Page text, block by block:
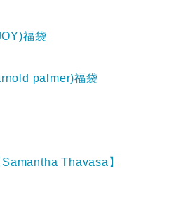
福袋
palmer)福袋
Thavasa】